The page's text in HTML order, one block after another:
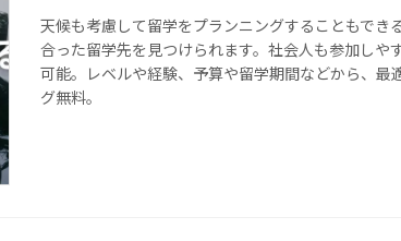
天候も考慮して留学をプランニングすることもでき
合った留学先を見つけられます。社会人も参加し
可能。レベルや経験、予算や留学期間などから、
グ無料。